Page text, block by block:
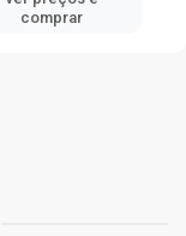
comprar